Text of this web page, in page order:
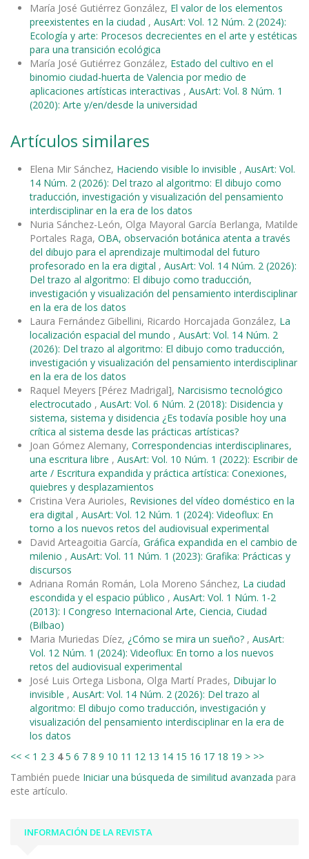
María José Gutiérrez González, El valor de los elementos
preexistentes en la ciudad , AusArt: Vol. 12 Núm. 2 (2024):
Ecología y arte: Procesos decrecientes en el arte y estéticas
para una transición ecológica
María José Gutiérrez González, Estado del cultivo en el
binomio ciudad-huerta de Valencia por medio de
aplicaciones artísticas interactivas , AusArt: Vol. 8 Núm. 1
(2020): Arte y/en/desde la universidad
Artículos similares
Elena Mir Sánchez, Haciendo visible lo invisible , AusArt: Vol.
14 Núm. 2 (2026): Del trazo al algoritmo: El dibujo como
traducción, investigación y visualización del pensamiento
interdisciplinar en la era de los datos
Nuria Sánchez-León, Olga Mayoral García Berlanga, Matilde
Portales Raga, OBA, observación botánica atenta a través
del dibujo para el aprendizaje multimodal del futuro
profesorado en la era digital , AusArt: Vol. 14 Núm. 2 (2026):
Del trazo al algoritmo: El dibujo como traducción,
investigación y visualización del pensamiento interdisciplinar
en la era de los datos
Laura Fernández Gibellini, Ricardo Horcajada González, La
localización espacial del mundo , AusArt: Vol. 14 Núm. 2
(2026): Del trazo al algoritmo: El dibujo como traducción,
investigación y visualización del pensamiento interdisciplinar
en la era de los datos
Raquel Meyers [Pérez Madrigal], Narcisismo tecnológico
electrocutado , AusArt: Vol. 6 Núm. 2 (2018): Disidencia y
sistema, sistema y disidencia ¿Es todavía posible hoy una
crítica al sistema desde las prácticas artísticas?
Joan Gómez Alemany, Correspondencias interdisciplinares,
una escritura libre , AusArt: Vol. 10 Núm. 1 (2022): Escribir de
arte / Escritura expandida y práctica artística: Conexiones,
quiebres y desplazamientos
Cristina Vera Aurioles, Revisiones del vídeo doméstico en la
era digital , AusArt: Vol. 12 Núm. 1 (2024): Videoflux: En
torno a los nuevos retos del audiovisual experimental
David Arteagoitia García, Gráfica expandida en el cambio de
milenio , AusArt: Vol. 11 Núm. 1 (2023): Grafika: Prácticas y
discursos
Adriana Román Román, Lola Moreno Sánchez, La ciudad
escondida y el espacio público , AusArt: Vol. 1 Núm. 1-2
(2013): I Congreso Internacional Arte, Ciencia, Ciudad
(Bilbao)
Maria Muriedas Díez, ¿Cómo se mira un sueño? , AusArt:
Vol. 12 Núm. 1 (2024): Videoflux: En torno a los nuevos
retos del audiovisual experimental
José Luis Ortega Lisbona, Olga Martí Prades, Dibujar lo
invisible , AusArt: Vol. 14 Núm. 2 (2026): Del trazo al
algoritmo: El dibujo como traducción, investigación y
visualización del pensamiento interdisciplinar en la era de
los datos
<< < 1 2 3 4 5 6 7 8 9 10 11 12 13 14 15 16 17 18 19 > >>
También puede Iniciar una búsqueda de similitud avanzada para
este artículo.
INFORMACIÓN DE LA REVISTA